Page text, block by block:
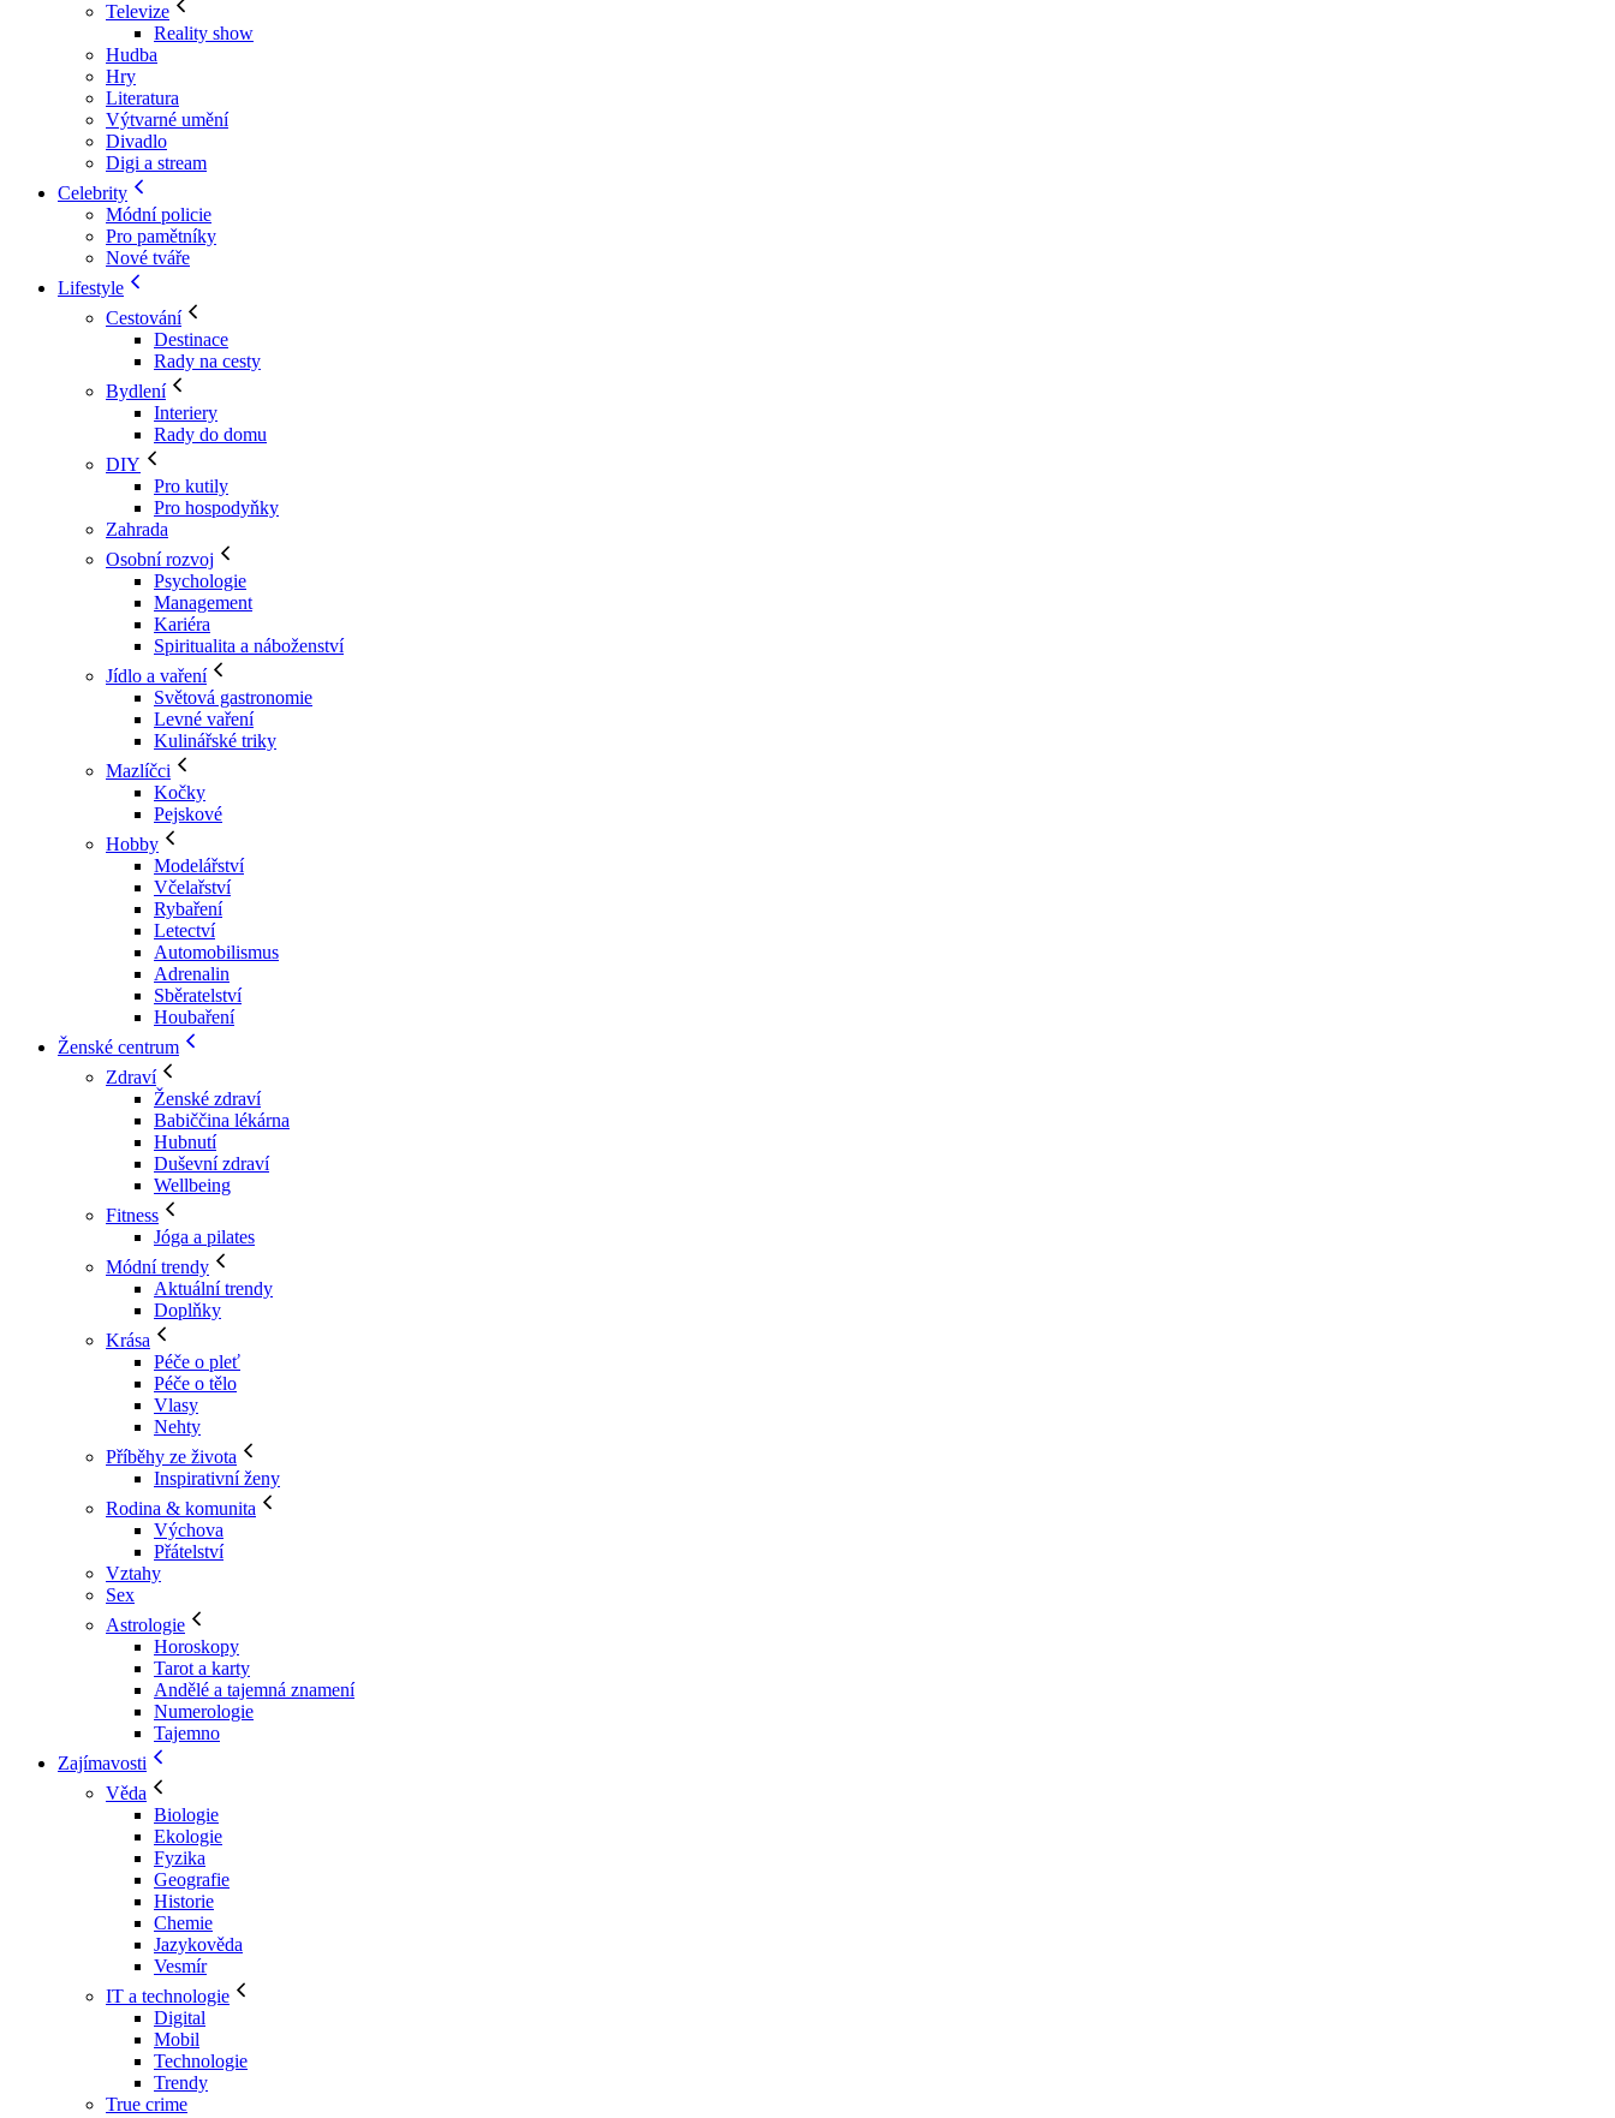
Televize
Reality show
Hudba
Hry
Literatura
Výtvarné umění
Divadlo
Digi a stream
Celebrity
Módní policie
Pro pamětníky
Nové tváře
Lifestyle
Cestování
Destinace
Rady na cesty
Bydlení
Interiery
Rady do domu
DIY
Pro kutily
Pro hospodyňky
Zahrada
Osobní rozvoj
Psychologie
Management
Kariéra
Spiritualita a náboženství
Jídlo a vaření
Světová gastronomie
Levné vaření
Kulinářské triky
Mazlíčci
Kočky
Pejskové
Hobby
Modelářství
Včelařství
Rybaření
Letectví
Automobilismus
Adrenalin
Sběratelství
Houbaření
Ženské centrum
Zdraví
Ženské zdraví
Babiččina lékárna
Hubnutí
Duševní zdraví
Wellbeing
Fitness
Jóga a pilates
Módní trendy
Aktuální trendy
Doplňky
Krása
Péče o pleť
Péče o tělo
Vlasy
Nehty
Příběhy ze života
Inspirativní ženy
Rodina & komunita
Výchova
Přátelství
Vztahy
Sex
Astrologie
Horoskopy
Tarot a karty
Andělé a tajemná znamení
Numerologie
Tajemno
Zajímavosti
Věda
Biologie
Ekologie
Fyzika
Geografie
Historie
Chemie
Jazykověda
Vesmír
IT a technologie
Digital
Mobil
Technologie
Trendy
True crime